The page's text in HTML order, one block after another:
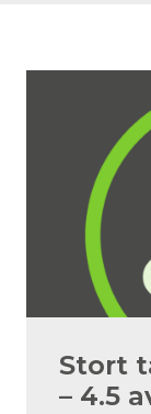
Stort
– 4.5